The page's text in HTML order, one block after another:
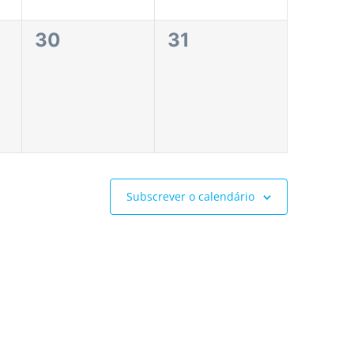
0
30
0
31
Subscrever o calendário